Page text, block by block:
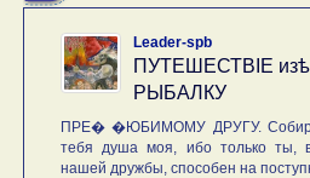
Leader-spb
ПУТЕШЕСТВIE
РЫБАЛКУ
ПРЕ� �ЮБИМОМУ ДРУГУ.
тебя душа моя, ибо только ты,
нашей дружбы, способен на